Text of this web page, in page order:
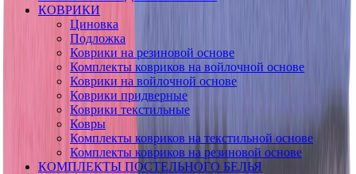
КОВРИКИ
Циновка
Подложка
Коврики на резиновой основе
Комплекты ковриков на войлочной основе
Коврики на войлочной основе
Коврики придверные
Коврики текстильные
Ковры
Комплекты ковриков на текстильной основе
Комплекты ковриков на резиновой основе
КОМПЛЕКТЫ ПОСТЕЛЬНОГО БЕЛЬЯ